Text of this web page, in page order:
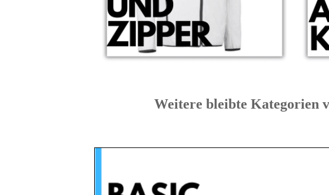
Weitere bleibte Kategorien